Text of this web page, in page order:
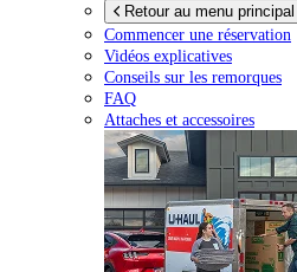
Retour au menu principal
Commencer une réservation
Vidéos explicatives
Conseils sur les remorques
FAQ
Attaches et accessoires